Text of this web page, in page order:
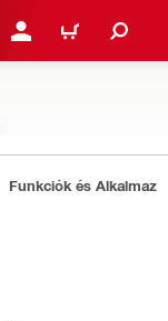
BEJELENTKEZÉS VAGY
KOSÁR
Funkciók és